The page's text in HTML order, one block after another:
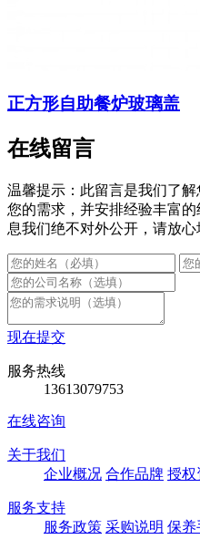
正方形自助餐炉玻璃盖
在线留言
温馨提示：此留言是我们了
您的需求，并安排经验丰富
息我们绝不对外公开，请放心
现在提交
服务热线
13613079753
在线咨询
关于我们
企业概况 合作品牌 授权
服务支持
服务政策 采购说明 保养